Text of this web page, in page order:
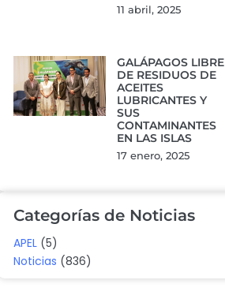
11 abril, 2025
GALÁPAGOS LIBRE
DE RESIDUOS DE
ACEITES
LUBRICANTES Y
SUS
CONTAMINANTES
EN LAS ISLAS
17 enero, 2025
Categorías de Noticias
APEL(5)
Noticias (836)